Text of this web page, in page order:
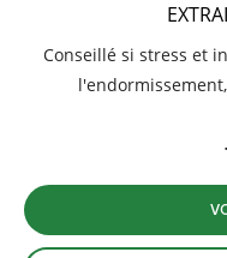
Conseillé si stress et